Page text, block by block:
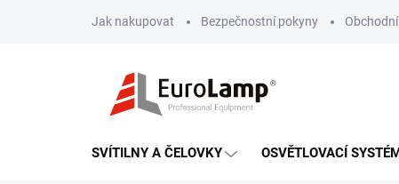
Jak nakupovat Bezpečnostní pokyny
SVÍTILNY A ČELOVKY OSVĚTLOVACÍ